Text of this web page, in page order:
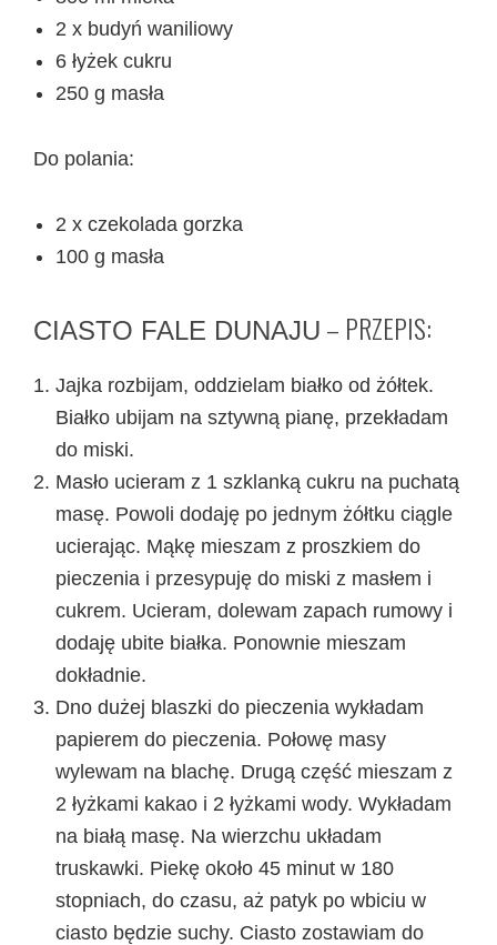
2 x budyń waniliowy
6 łyżek cukru
250 g masła
Do polania:
2 x czekolada gorzka
100 g masła
CIASTO FALE DUNAJU – PRZEPIS:
Jajka rozbijam, oddzielam białko od żółtek.
Białko ubijam na sztywną pianę, przekładam
do miski.
Masło ucieram z 1 szklanką cukru na puchatą
masę. Powoli dodaję po jednym żółtku ciągle
ucierając. Mąkę mieszam z proszkiem do
pieczenia i przesypuję do miski z masłem i
cukrem. Ucieram, dolewam zapach rumowy i
dodaję ubite białka. Ponownie mieszam
dokładnie.
Dno dużej blaszki do pieczenia wykładam
papierem do pieczenia. Połowę masy
wylewam na blachę. Drugą część mieszam z
2 łyżkami kakao i 2 łyżkami wody. Wykładam
na białą masę. Na wierzchu układam
truskawki. Piekę około 45 minut w 180
stopniach, do czasu, aż patyk po wbiciu w
ciasto będzie suchy. Ciasto zostawiam do